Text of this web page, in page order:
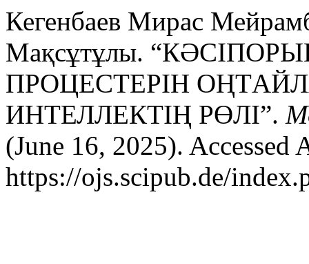
Кегенбаев Мирас
Мақсұтұлы.
ПPOЦЕCТЕPІН
ИНТЕЛЛЕКТІҢ PӨЛІ”.
(June 16, 2025). Accessed
https://ojs.scipub.de/